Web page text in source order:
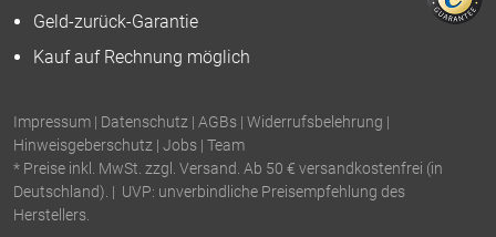
Geld-zurück-Garantie
Kauf auf Rechnung möglich
Impressum Datenschutz AGBs Widerrufsbelehrung
Hinweisgeberschutz Jobs Team
* Preise inkl. MwSt. zzgl. Versand. Ab 50 € versandkostenfrei (in
Deutschland). | UVP: unverbindliche Preisempfehlung des
Herstellers.